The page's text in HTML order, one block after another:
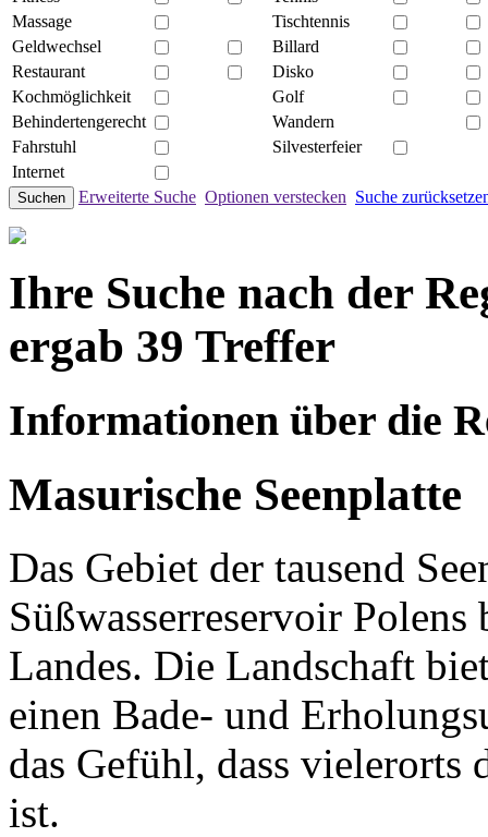
Massage
Tischtennis
Geldwechsel
Billard
Restaurant
Disko
Kochmöglichkeit
Golf
Behindertengerecht
Wandern
Fahrstuhl
Silvesterfeier
Internet
Suchen Erweiterte Suche Optionen verstecken Suche
Ihre Suche nach der
ergab 39 Treffer
Informationen über die
Masurische Seenplatte
Das Gebiet der tausend
Süßwasserreservoir
Landes. Die Landschaft
einen Bade- und
das Gefühl, dass vielerorts
ist.